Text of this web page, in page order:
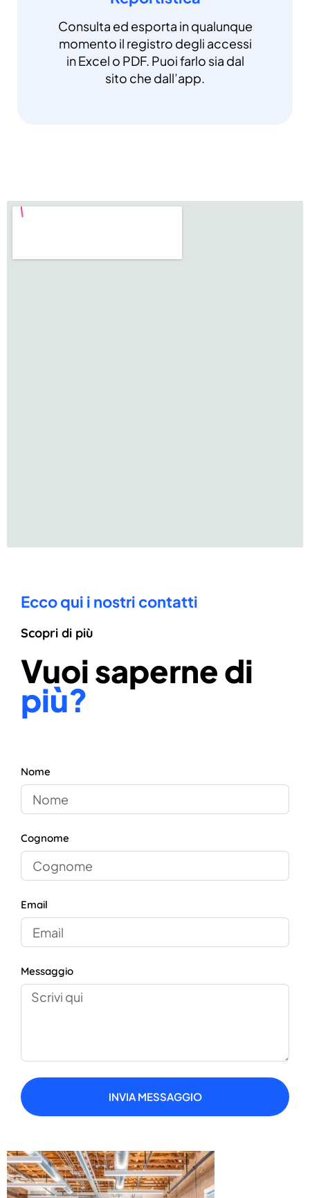
Consulta ed esporta in qualunque
momento il registro degli accessi
in Excel o PDF. Puoi farlo sia dal
sito che dall’app.
Ecco qui i nostri contatti
Scopri di più
Vuoi saperne di
più?
Nome
Cognome
Email
Messaggio
INVIA MESSAGGIO